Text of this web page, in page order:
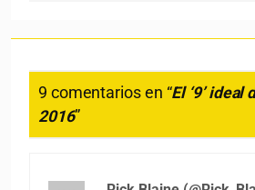
9 comentarios en “El ‘9’ ideal
2016”